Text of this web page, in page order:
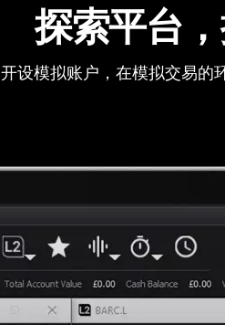
探索平台
开设模拟账户，在模拟交易的